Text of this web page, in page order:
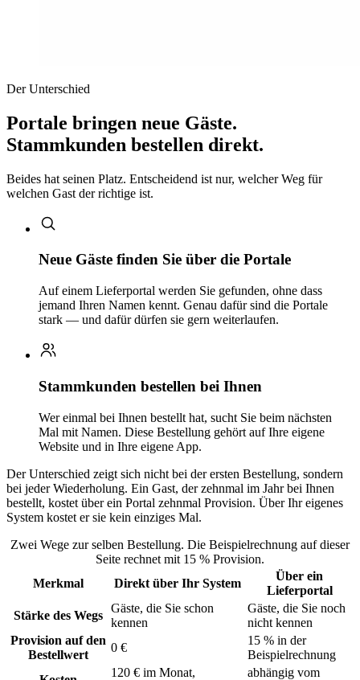
Der Unterschied
Portale bringen neue Gäste.
Stammkunden bestellen direkt.
Beides hat seinen Platz. Entscheidend ist nur, welcher Weg für
welchen Gast der richtige ist.
Neue Gäste finden Sie über die Portale
Auf einem Lieferportal werden Sie gefunden, ohne dass
jemand Ihren Namen kennt. Genau dafür sind die Portale
stark — und dafür dürfen sie gern weiterlaufen.
Stammkunden bestellen bei Ihnen
Wer einmal bei Ihnen bestellt hat, sucht Sie beim nächsten
Mal mit Namen. Diese Bestellung gehört auf Ihre eigene
Website und in Ihre eigene App.
Der Unterschied zeigt sich nicht bei der ersten Bestellung, sondern
bei jeder Wiederholung. Ein Gast, der zehnmal im Jahr bei Ihnen
bestellt, kostet über ein Portal zehnmal Provision. Über Ihr eigenes
System kostet er sie kein einziges Mal.
Zwei Wege zur selben Bestellung. Die Beispielrechnung auf dieser
Seite rechnet mit 15 % Provision.
Merkmal
Direkt über Ihr System
Über ein
Lieferportal
Stärke des Wegs
Gäste, die Sie schon
kennen
Gäste, die Sie noch
nicht kennen
Provision auf den
Bestellwert
0 €
15 % in der
Beispielrechnung
120 € im Monat,
abhängig vom